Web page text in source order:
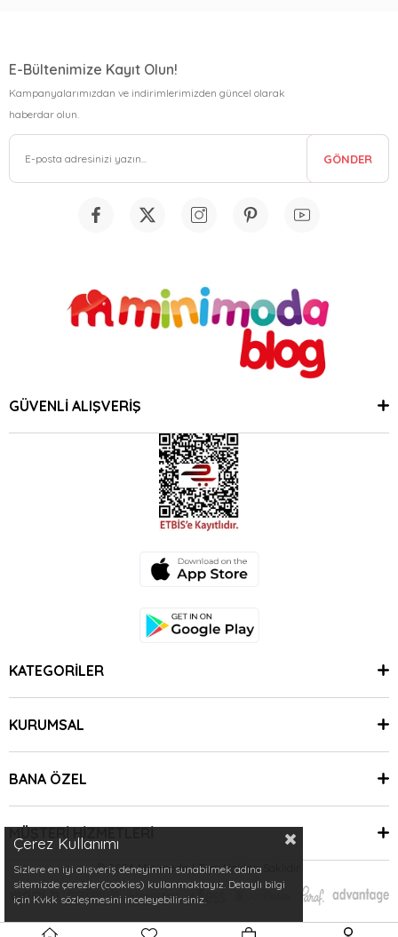
E-Bültenimize Kayıt Olun!
Kampanyalarımızdan ve indirimlerimizden güncel olarak
haberdar olun.
GÖNDER
GÜVENLİ ALIŞVERİŞ
KATEGORİLER
KURUMSAL
BANA ÖZEL
MÜŞTERİ HİZMETLERİ
© 2024 Minimoda | Tüm Hakları Saklıdır.
Çerez Kullanımı
Sizlere en iyi alışveriş deneyimini sunabilmek adına
sitemizde çerezler(cookies) kullanmaktayız. Detaylı bilgi
için Kvkk sözleşmesini inceleyebilirsiniz.